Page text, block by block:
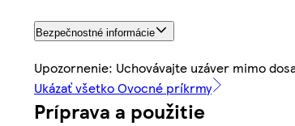
Bezpečnostné informácie
Upozornenie: Uchovávajte uzáver mimo
Ukázať všetko Ovocné príkrmy
Príprava a použitie